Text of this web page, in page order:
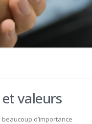
valeurs
d’importance